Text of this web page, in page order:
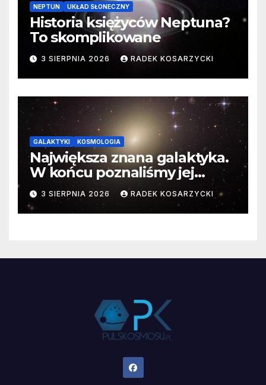
NEPTUN UKŁAD SŁONECZNY
Historia księżyców Neptuna?
To skomplikowane
3 SIERPNIA 2026 RADEK KOSARZYCKI
GALAKTYKI KOSMOLOGIA
Największa znana galaktyka.
W końcu poznaliśmy jej
faktyczne wymiary
3 SIERPNIA 2026 RADEK KOSARZYCKI